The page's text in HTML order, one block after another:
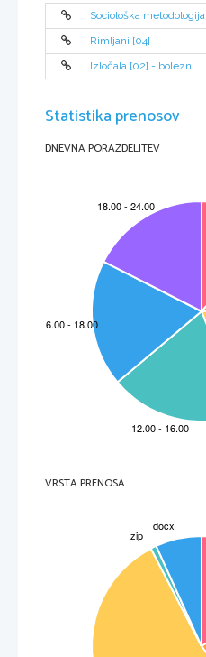
Sociološka metodologija
Rimljani [04]
Izločala [02] - bolezni
Statistika prenosov
DNEVNA PORAZDELITEV
VRSTA PRENOSA